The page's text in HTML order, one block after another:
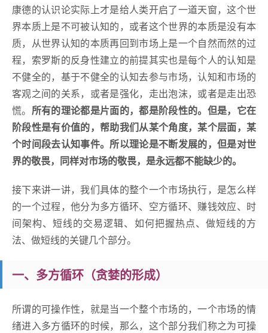
康德的认识论实际上才是给人类开启了一道天窗，这个世
界本质上是不可被认知的，或者这个世界的本质是没有本
质，从世界认知的本质再回到市场上是一个自然而然的过
程，索罗斯的反身性建立的前提其实也是每个人的认知是
不健全的，基于不健全的认知去参与市场，认知和市场的
客观之间的关系，或者是强化，走出泡沫，或者是走出恐
慌。 所有的理论都是片面的，都是阶段性的。但是，它在
阶段性是有价值的，帮助我们从某个角度，某个层面，某
个时间段去认知事件。所以理论是不断发展的，但是对世
界的敬畏，同样对市场的敬畏，是永远都不能缺少的。
接下来讲一讲，我们具体的整个一个市场执行，是怎么样
的一个过程，他分为多方循环、空方循环、赚钱效应、时
间架构、短线的交易逻辑、如何把握热点、做短线的方
法、做短线的关键几个部分。
一、多方循环（贪婪的形成）
所谓的可操作性，就是当一个整个市场的，一个市场的情
绪进入多方循环的时候，那么，这个部分我们称之为可操